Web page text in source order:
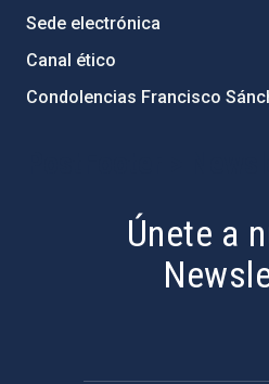
Sede electrónica
Canal ético
Condolencias Francisco
Únete a